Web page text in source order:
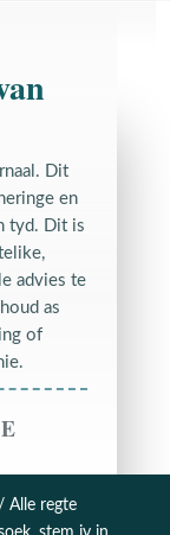
Dit
en
tyd. Dit is
advies te
as
of
Alle regte